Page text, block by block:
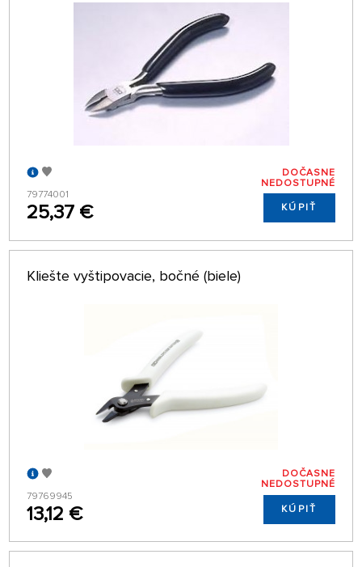
79774001
25,37 €
DOČASNE
NEDOSTUPNÉ
KÚPIŤ
Kliešte vyštipovacie, bočné (biele)
79769945
13,12 €
DOČASNE
NEDOSTUPNÉ
KÚPIŤ